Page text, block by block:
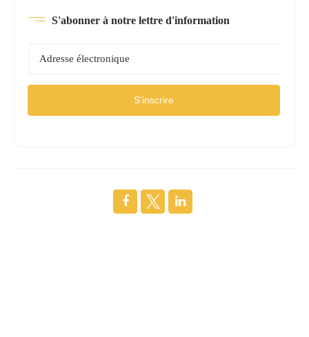
S'abonner à notre lettre d'information
S'inscrire